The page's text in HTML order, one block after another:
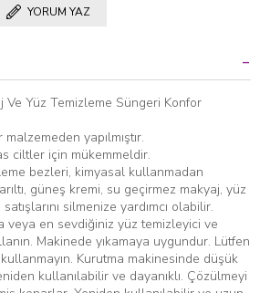
YORUM YAZ
Ve Yüz Temizleme Süngeri Konfor
yapılmıştır.
ciltler için mükemmeldir.
bezleri, kimyasal kullanmadan
güneş kremi, su geçirmez makyaj, yüz
silmenize yardımcı olabilir.
veya en sevdiğiniz yüz temizleyici ve
Makinede yıkamaya uygundur. Lütfen
kullanmayın. Kurutma makinesinde düşük
kullanılabilir ve dayanıklı. Çözülmeyi